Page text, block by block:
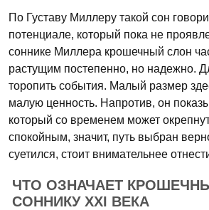
По Густаву Миллеру такой сон
потенциале, который пока не
соннике Миллера крошечный слон
растущим постепенно, но надежно.
торопить события. Малый размер
малую ценность. Напротив, он
который со временем может
спокойным, значит, путь выбран
суетился, стоит внимательнее
ЧТО ОЗНАЧАЕТ
СОННИКУ XXI ВЕКА